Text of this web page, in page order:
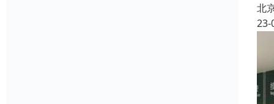
北
23-